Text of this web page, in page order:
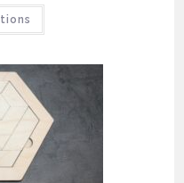
имеет
Опции
можно
на
странице
товара.